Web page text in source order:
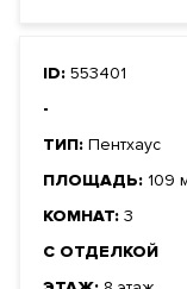
ID: 553401
-
ТИП: Пентхаус
ПЛОЩАДЬ: 109
КОМНАТ: 3
С ОТДЕЛКОЙ